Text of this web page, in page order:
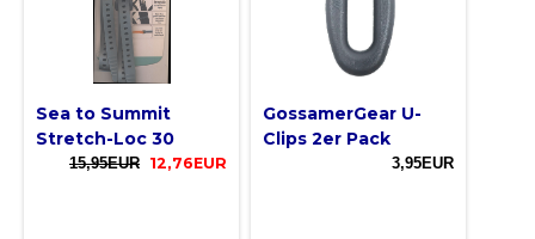
Sea to Summit
Stretch-Loc 30
15,95EUR 12,76EUR
GossamerGear U-
Clips 2er Pack
3,95EUR